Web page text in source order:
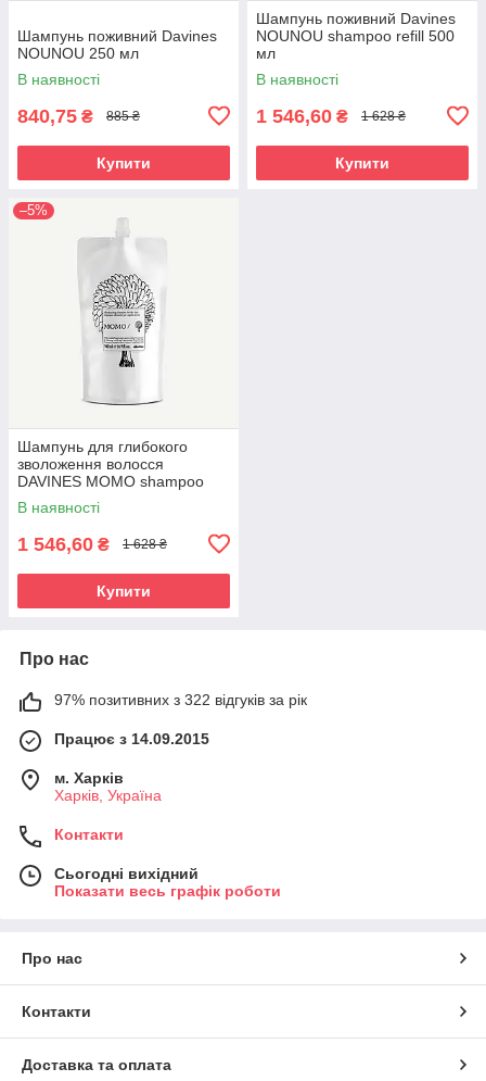
Шампунь поживний Davines
NOUNOU 250 мл
В наявності
840,75 ₴ 885 ₴
Купити
Шампунь поживний Davines
NOUNOU shampoo refill 500
мл
В наявності
1 546,60 ₴ 1 628 ₴
Купити
–5%
Шампунь для глибокого
зволоження волосся
DAVINES MOMO shampoo
refill 500 мл
В наявності
1 546,60 ₴ 1 628 ₴
Купити
Про нас
97% позитивних з 322 відгуків за рік
Працює з 14.09.2015
м. Харків
Харків, Україна
Контакти
Сьогодні вихідний
Показати весь графік роботи
Про нас
Контакти
Доставка та оплата